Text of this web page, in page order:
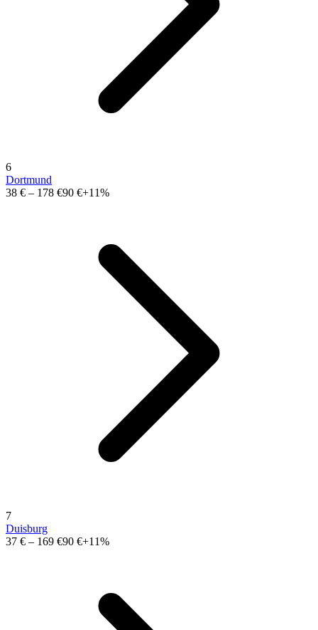
6
Dortmund
38 € – 178 €90 €+11%
7
Duisburg
37 € – 169 €90 €+11%